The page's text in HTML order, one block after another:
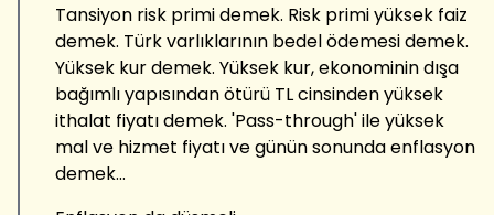
Tansiyon risk primi demek. Risk primi yüksek faiz
demek. Türk varlıklarının bedel ödemesi demek.
Yüksek kur demek. Yüksek kur, ekonominin dışa
bağımlı yapısından ötürü TL cinsinden yüksek
ithalat fiyatı demek. 'Pass-through' ile yüksek
mal ve hizmet fiyatı ve günün sonunda enflasyon
demek...